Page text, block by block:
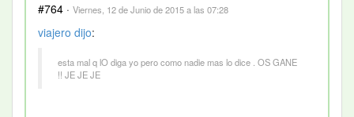
#764 · Viernes, 12 de Junio de 2015 a las 07:28
viajero dijo:
esta mal q lO diga yo pero como nadie mas lo dice . OS GANE
!! JE JE JE